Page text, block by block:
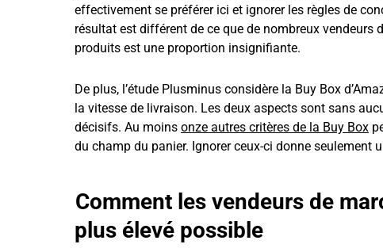
effectivement se préférer ici et ignorer les règles de
résultat est différent de ce que de nombreux
produits est une proportion insignifiante.
De plus, l’étude Plusminus considère la Buy Box
la vitesse de livraison. Les deux aspects sont sans
décisifs. Au moins onze autres critères de la Buy Box
du champ du panier. Ignorer ceux-ci donne seulement
Comment les vendeurs de
plus élevé possible